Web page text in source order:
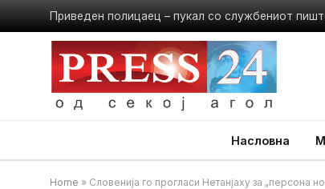
Приведен полицаец – пукал со службениот
Насловна
Home » Словенија го прогласи Нетанјаху за „персона